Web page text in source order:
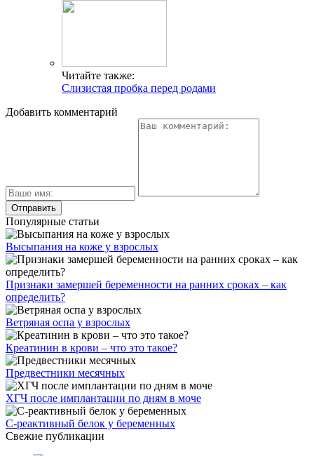
Читайте также:
Слизистая пробка перед родами
Добавить комментарий
Популярные статьи
Высыпания на коже у взрослых
Признаки замершей беременности на ранних сроках – как
определить?
Ветряная оспа у взрослых
Креатинин в крови – что это такое?
Предвестники месячных
ХГЧ после имплантации по дням в моче
С-реактивный белок у беременных
Свежие публикации